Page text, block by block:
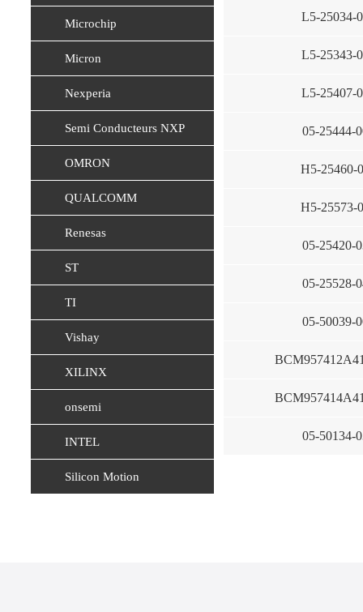
Microchip
Micron
Nexperia
Semi Conducteurs NXP
OMRON
QUALCOMM
Renesas
ST
TI
Vishay
XILINX
onsemi
INTEL
Silicon Motion
L5-25034-
L5-25343-
L5-25407-
05-25444-
H5-25460-
H5-25573-
05-25420-
05-25528-
05-50039-
05-50134-